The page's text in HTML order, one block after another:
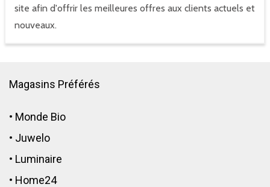
site afin d'offrir les meilleures offres aux clients actuels et
nouveaux.
Magasins Préférés
• Monde Bio
• Juwelo
• Luminaire
• Home24